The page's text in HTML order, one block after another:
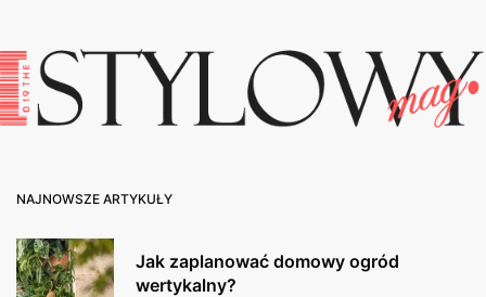
NAJNOWSZE ARTYKUŁY
Jak zaplanować domowy ogród
wertykalny?